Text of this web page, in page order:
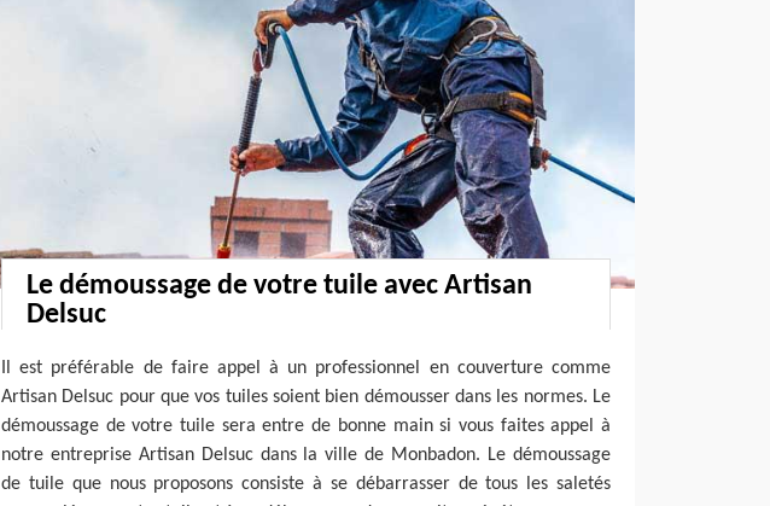
Le démoussage de votre tuile avec Artisan
Delsuc
Il est préférable de faire appel à un professionnel en couverture comme
Artisan Delsuc pour que vos tuiles soient bien démousser dans les normes. Le
démoussage de votre tuile sera entre de bonne main si vous faites appel à
notre entreprise Artisan Delsuc dans la ville de Monbadon. Le démoussage
de tuile que nous proposons consiste à se débarrasser de tous les saletés